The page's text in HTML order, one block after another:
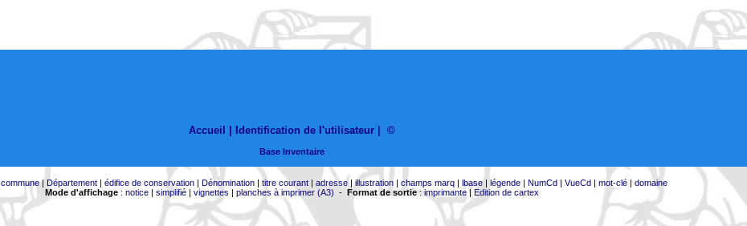
Accueil | Identification de l'utilisateur ©
Base Inventaire
commune| Département| édifice de conservation| Dénomination| titre courant| adresse|illustration| champs marq| lbase| légende| NumCd| VueCd| mot-clé| domaine
Mode d'affichage: notice| simplifié| vignettes | planches à imprimer (A3) - Format de sortie:imprimante| Edition de cartex